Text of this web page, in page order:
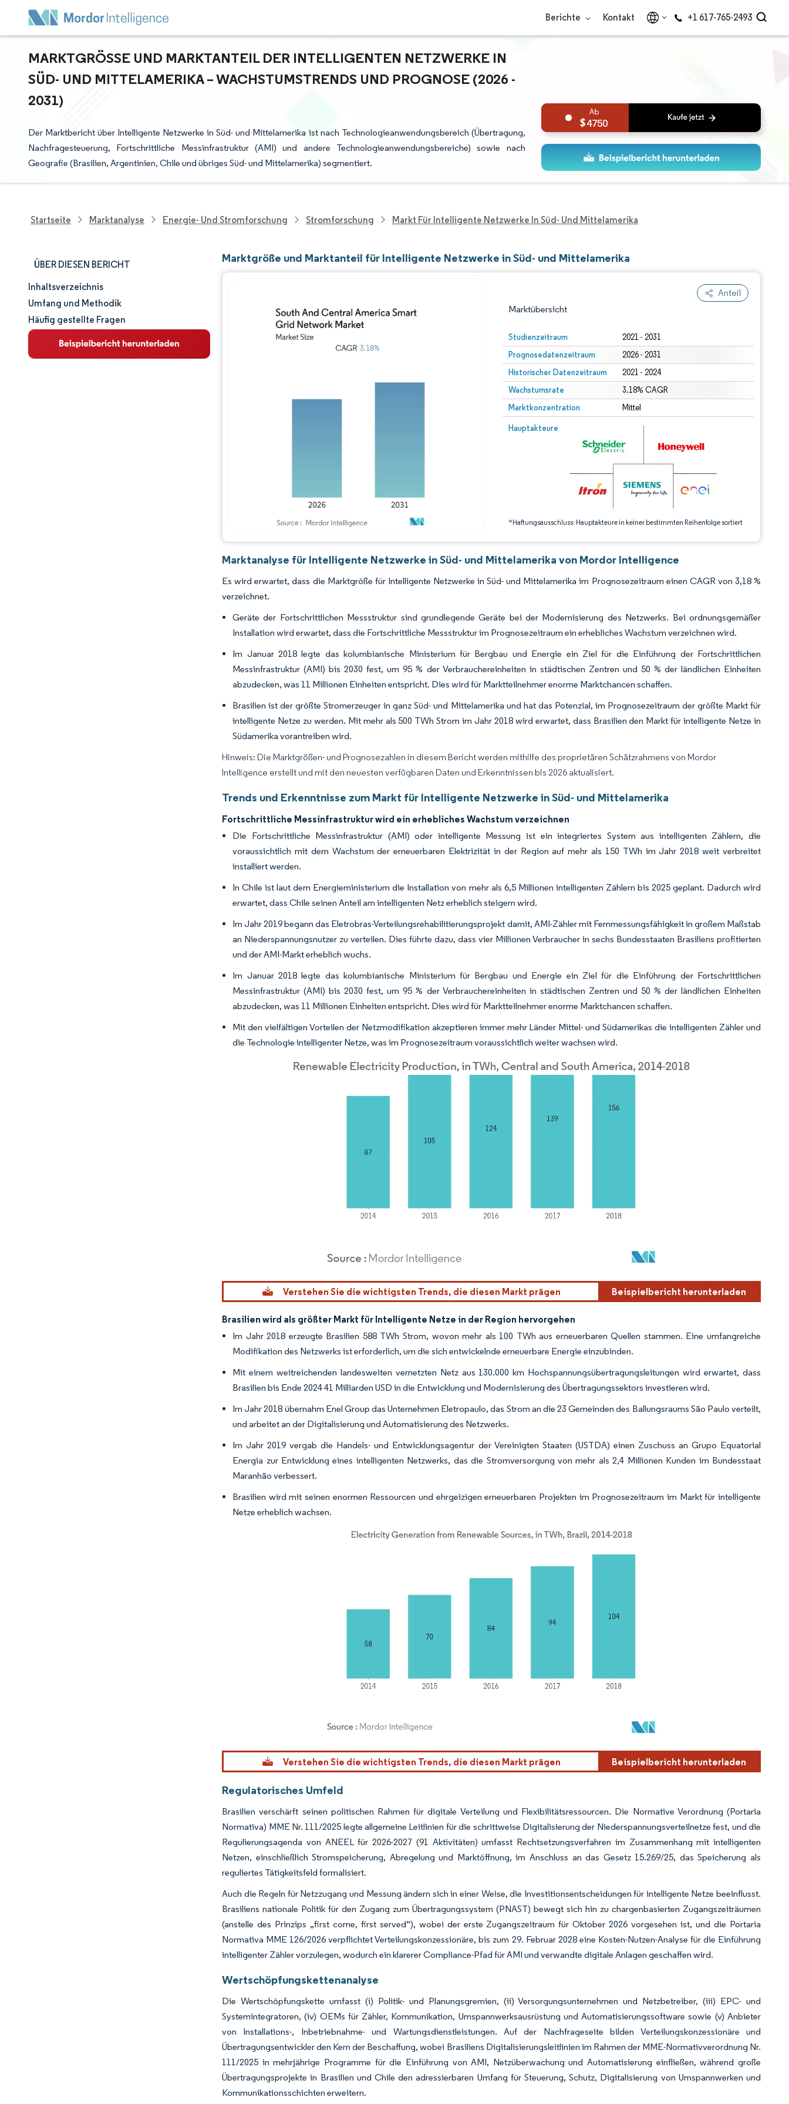
Berichte Kontakt +1 617-765-2493
MARKTGRÖSSE UND MARKTANTEIL DER INTELLIGENTEN NETZWERKE IN S
ÜD- UND MITTELAMERIKA – WACHSTUMSTRENDS UND PROGNOSE (2026 - 2
031)
Der Marktbericht über Intelligente Netzwerke in Süd- und Mittelamerika ist nach Technologieanwendungsbereich (Übertragung,
Nachfragesteuerung, Fortschrittliche Messinfrastruktur (AMI) und andere Technologieanwendungsbereiche) sowie nach
Geografie (Brasilien, Argentinien, Chile und übriges Süd- und Mittelamerika) segmentiert.
4750
Startseite Marktanalyse Energie- Und Stromforschung Stromforschung Markt Für Intelligente Netzwerke In Süd- Und Mittelamerika
ÜBER DIESEN BERICHT
Marktgröße und -anteil
Marktanalyse
Trends und Einblicke
Inhaltsverzeichnis
Umfang und Methodik
Häufig gestellte Fragen
Marktgröße und Marktanteil für Intelligente Netzwerke in Süd- und Mittelamerika
Anteil
Marktübersicht
Studienzeitraum 2021 - 2031
Prognosedatenzeitraum 2026 - 2031
Historischer Datenzeitraum 2021 - 2024
Wachstumsrate 3.18% CAGR
Marktkonzentration Mittel
Hauptakteure
*Haftungsausschluss: Hauptakteure in keiner bestimmten Reihenfolge sortiert
Bild © Mordor Intelligence. Wiederverwendung erfordert Namensnennung gemäß CC BY 4.0.
Bild © Mordor Intelligence. Wiederverwendung erfordert Namensnennung gemäß CC BY 4.0.
Marktanalyse für Intelligente Netzwerke in Süd- und Mittelamerika von Mordor Intelligence
Es wird erwartet, dass die Marktgröße für Intelligente Netzwerke in Süd- und Mittelamerika im Prognosezeitraum einen CAGR von 3,18 %
verzeichnet.
Geräte der Fortschrittlichen Messstruktur sind grundlegende Geräte bei der Modernisierung des Netzwerks. Bei ordnungsgemäßer
Installation wird erwartet, dass die Fortschrittliche Messstruktur im Prognosezeitraum ein erhebliches Wachstum verzeichnen wird.
Im Januar 2018 legte das kolumbianische Ministerium für Bergbau und Energie ein Ziel für die Einführung der Fortschrittlichen
Messinfrastruktur (AMI) bis 2030 fest, um 95 % der Verbrauchereinheiten in städtischen Zentren und 50 % der ländlichen Einheiten
abzudecken, was 11 Millionen Einheiten entspricht. Dies wird für Marktteilnehmer enorme Marktchancen schaffen.
Brasilien ist der größte Stromerzeuger in ganz Süd- und Mittelamerika und hat das Potenzial, im Prognosezeitraum der größte Markt für
intelligente Netze zu werden. Mit mehr als 500 TWh Strom im Jahr 2018 wird erwartet, dass Brasilien den Markt für intelligente Netze in
Südamerika vorantreiben wird.
Hinweis: Die Marktgrößen- und Prognosezahlen in diesem Bericht werden mithilfe des proprietären Schätzrahmens von Mordor
Intelligence erstellt und mit den neuesten verfügbaren Daten und Erkenntnissen bis 2026 aktualisiert.
Trends und Erkenntnisse zum Markt für Intelligente Netzwerke in Süd- und Mittelamerika
Fortschrittliche Messinfrastruktur wird ein erhebliches Wachstum verzeichnen
Die Fortschrittliche Messinfrastruktur (AMI) oder intelligente Messung ist ein integriertes System aus intelligenten Zählern, die
voraussichtlich mit dem Wachstum der erneuerbaren Elektrizität in der Region auf mehr als 150 TWh im Jahr 2018 weit verbreitet
installiert werden.
In Chile ist laut dem Energieministerium die Installation von mehr als 6,5 Millionen intelligenten Zählern bis 2025 geplant. Dadurch wird
erwartet, dass Chile seinen Anteil am intelligenten Netz erheblich steigern wird.
Im Jahr 2019 begann das Eletrobras-Verteilungsrehabilitierungsprojekt damit, AMI-Zähler mit Fernmessungsfähigkeit in großem Maßstab
an Niederspannungsnutzer zu verteilen. Dies führte dazu, dass vier Millionen Verbraucher in sechs Bundesstaaten Brasiliens profitierten
und der AMI-Markt erheblich wuchs.
Im Januar 2018 legte das kolumbianische Ministerium für Bergbau und Energie ein Ziel für die Einführung der Fortschrittlichen
Messinfrastruktur (AMI) bis 2030 fest, um 95 % der Verbrauchereinheiten in städtischen Zentren und 50 % der ländlichen Einheiten
abzudecken, was 11 Millionen Einheiten entspricht. Dies wird für Marktteilnehmer enorme Marktchancen schaffen.
Mit den vielfältigen Vorteilen der Netzmodifikation akzeptieren immer mehr Länder Mittel- und Südamerikas die intelligenten Zähler und
die Technologie intelligenter Netze, was im Prognosezeitraum voraussichtlich weiter wachsen wird.
Bild © Mordor Intelligence. Wiederverwendung erfordert Namensnennung gemäß CC BY 4.0.
Verstehen Sie die wichtigsten Trends, die diesen Markt prägen Beispielbericht herunterladen
Brasilien wird als größter Markt für Intelligente Netze in der Region hervorgehen
Im Jahr 2018 erzeugte Brasilien 588 TWh Strom, wovon mehr als 100 TWh aus erneuerbaren Quellen stammen. Eine umfangreiche
Modifikation des Netzwerks ist erforderlich, um die sich entwickelnde erneuerbare Energie einzubinden.
Mit einem weitreichenden landesweiten vernetzten Netz aus 130.000 km Hochspannungsübertragungsleitungen wird erwartet, dass
Brasilien bis Ende 2024 41 Milliarden USD in die Entwicklung und Modernisierung des Übertragungssektors investieren wird.
Im Jahr 2018 übernahm Enel Group das Unternehmen Eletropaulo, das Strom an die 23 Gemeinden des Ballungsraums São Paulo verteilt,
und arbeitet an der Digitalisierung und Automatisierung des Netzwerks.
Im Jahr 2019 vergab die Handels- und Entwicklungsagentur der Vereinigten Staaten (USTDA) einen Zuschuss an Grupo Equatorial
Energia zur Entwicklung eines intelligenten Netzwerks, das die Stromversorgung von mehr als 2,4 Millionen Kunden im Bundesstaat
Maranhão verbessert.
Brasilien wird mit seinen enormen Ressourcen und ehrgeizigen erneuerbaren Projekten im Prognosezeitraum im Markt für intelligente
Netze erheblich wachsen.
Bild © Mordor Intelligence. Wiederverwendung erfordert Namensnennung gemäß CC BY 4.0.
Verstehen Sie die wichtigsten Trends, die diesen Markt prägen Beispielbericht herunterladen
Regulatorisches Umfeld
Brasilien verschärft seinen politischen Rahmen für digitale Verteilung und Flexibilitätsressourcen. Die Normative Verordnung (Portaria
Normativa) MME Nr. 111/2025 legte allgemeine Leitlinien für die schrittweise Digitalisierung der Niederspannungsverteilnetze fest, und die
Regulierungsagenda von ANEEL für 2026-2027 (91 Aktivitäten) umfasst Rechtsetzungsverfahren im Zusammenhang mit intelligenten
Netzen, einschließlich Stromspeicherung, Abregelung und Marktöffnung, im Anschluss an das Gesetz 15.269/25, das Speicherung als
reguliertes Tätigkeitsfeld formalisiert.
Auch die Regeln für Netzzugang und Messung ändern sich in einer Weise, die Investitionsentscheidungen für intelligente Netze beeinflusst.
Brasiliens nationale Politik für den Zugang zum Übertragungssystem (PNAST) bewegt sich hin zu chargenbasierten Zugangszeiträumen
(anstelle des Prinzips „first come, first served“), wobei der erste Zugangszeitraum für Oktober 2026 vorgesehen ist, und die Portaria
Normativa MME 126/2026 verpflichtet Verteilungskonzessionäre, bis zum 29. Februar 2028 eine Kosten-Nutzen-Analyse für die Einführung
intelligenter Zähler vorzulegen, wodurch ein klarerer Compliance-Pfad für AMI und verwandte digitale Anlagen geschaffen wird.
Wertschöpfungskettenanalyse
Die Wertschöpfungskette umfasst (i) Politik- und Planungsgremien, (ii) Versorgungsunternehmen und Netzbetreiber, (iii) EPC- und
Systemintegratoren, (iv) OEMs für Zähler, Kommunikation, Umspannwerksausrüstung und Automatisierungssoftware sowie (v) Anbieter
von Installations-, Inbetriebnahme- und Wartungsdienstleistungen. Auf der Nachfrageseite bilden Verteilungskonzessionäre und
Übertragungsentwickler den Kern der Beschaffung, wobei Brasiliens Digitalisierungsleitlinien im Rahmen der MME-Normativverordnung Nr.
111/2025 in mehrjährige Programme für die Einführung von AMI, Netzüberwachung und Automatisierung einfließen, während große
Übertragungsprojekte in Brasilien und Chile den adressierbaren Umfang für Steuerung, Schutz, Digitalisierung von Umspannwerken und
Kommunikationsschichten erweitern.